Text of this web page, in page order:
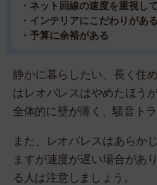
・ネット回線の速度を重視し
・インテリアにこだわりがある
・予算に余裕がある
静かに暮らしたい、長く住
はレオパレスはやめたほう
全体的に壁が薄く、騒音ト
また、レオパレスはあらか
ますが速度が遅い場合があ
る人は注意しましょう。